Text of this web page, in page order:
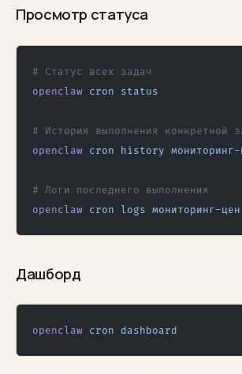
Просмотр статуса
# Статус всех задач
openclaw cron status
# История выполнения конкретной
openclaw cron history мониторинг-
# Логи последнего выполнения
openclaw cron logs мониторинг-цен
Дашборд
openclaw cron dashboard